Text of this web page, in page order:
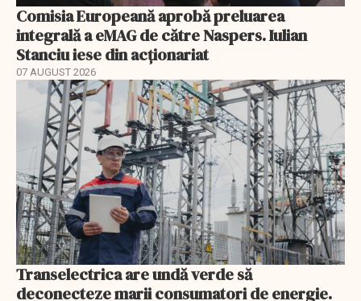
Comisia Europeană aprobă preluarea
integrală a eMAG de către Naspers. Iulian
Stanciu iese din acționariat
07 AUGUST 2026
Transelectrica are undă verde să
deconecteze marii consumatori de energie.